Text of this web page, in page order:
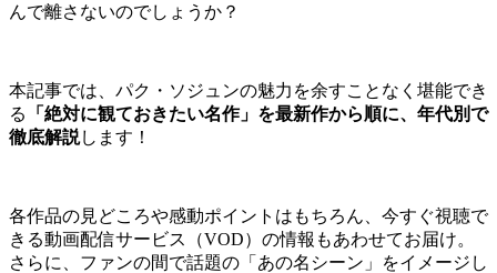
んで離さないのでしょうか？
本記事では、パク・ソジュンの魅力を余すことなく堪能でき
る
「絶対に観ておきたい名作」を最新作から順に、年代別で
徹底解説します！
各作品の見どころや感動ポイントはもちろん、今すぐ視聴で
きる動画配信サービス（VOD）の情報もあわせてお届け。
さらに、ファンの間で話題の「あの名シーン」をイメージし